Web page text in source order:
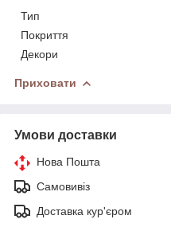
Тип
Покриття
Декори
Приховати
Умови доставки
Нова Пошта
Самовивіз
Доставка кур'єром